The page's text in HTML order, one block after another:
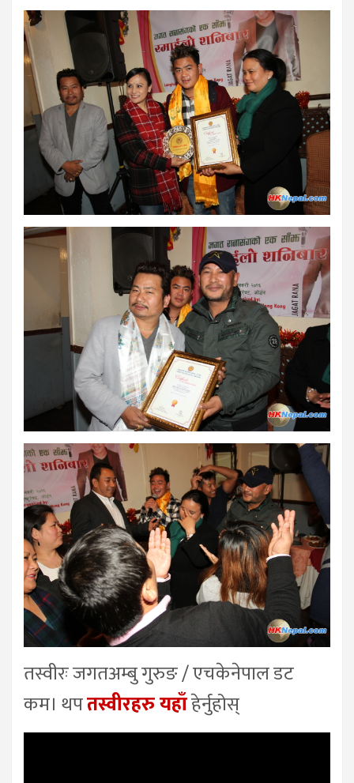
तस्वीरः जगतअम्बु गुरुङ / एचकेनेपाल डट
कम। थपतस्वीरहरु यहाँहेर्नुहोस्